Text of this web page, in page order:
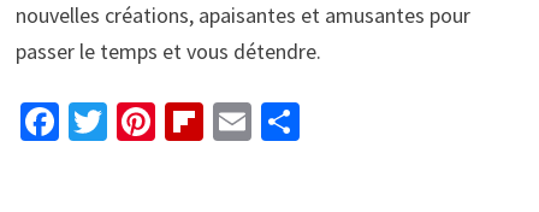
nouvelles créations, apaisantes et amusantes pour
passer le temps et vous détendre.
Fa T Pi Fl E P